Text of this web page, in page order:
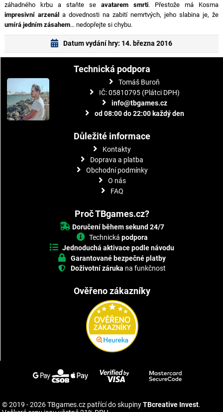
záhadného krbu a staňte seavatarem smrti. Přestože má Kosma
impresivní arzenála dovednosti na zabití nemrtvých, jeho slabina je, že
umírá jedním zásahem… nedopřejte si chybu.
Datum vydání hry: 14. března 2016
Technická podpora
Tomáš Buroň
IČ: 05810795 (Plátci DPH)
info@tbgames.cz
od 08:00 do 22:00 každý den
Důležité informace
Kontakty
Doprava a platba
Obchodní podmínky
O nás
FAQ
Proč TBgames.cz?
Doručení během sekund 24/7
Technická podpora
Jednoduchá aktivace podle návodu
Garantované bezpečné platby
Doživotní záruka na funkčnost
Ověřeno zákazníky
© 2019 - 2026 TBgames.cz patřící do skupinyTBcreative Invest.